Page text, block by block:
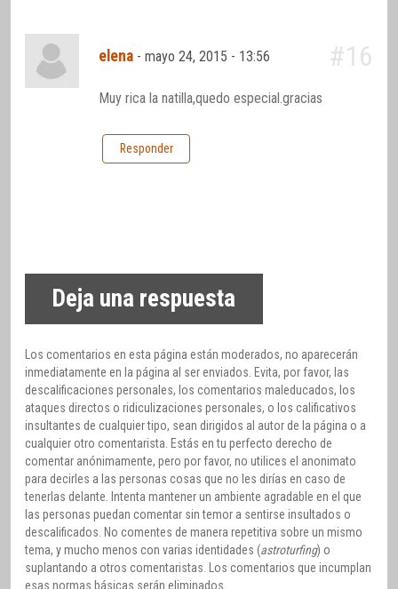
elena -mayo 24, 2015 - 13:56 #16
Muy rica la natilla,quedo especial.gracias
Responder
Deja una respuesta
Los comentarios en esta página están moderados, no aparecerán
inmediatamente en la página al ser enviados. Evita, por favor, las
descalificaciones personales, los comentarios maleducados, los
ataques directos o ridiculizaciones personales, o los calificativos
insultantes de cualquier tipo, sean dirigidos al autor de la página o a
cualquier otro comentarista. Estás en tu perfecto derecho de
comentar anónimamente, pero por favor, no utilices el anonimato
para decirles a las personas cosas que no les dirías en caso de
tenerlas delante. Intenta mantener un ambiente agradable en el que
las personas puedan comentar sin temor a sentirse insultados o
descalificados. No comentes de manera repetitiva sobre un mismo
tema, y mucho menos con varias identidades (astroturfing) o
suplantando a otros comentaristas. Los comentarios que incumplan
esas normas básicas serán eliminados.